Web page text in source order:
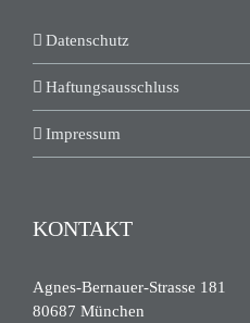
Datenschutz
Haftungsausschluss
Impressum
KONTAKT
Agnes-Bernauer-Strasse 181
80687 München